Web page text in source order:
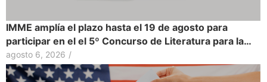
IMME amplía el plazo hasta el 19 de agosto para
participar en el el 5º Concurso de Literatura para la…
agosto 6, 2026 /